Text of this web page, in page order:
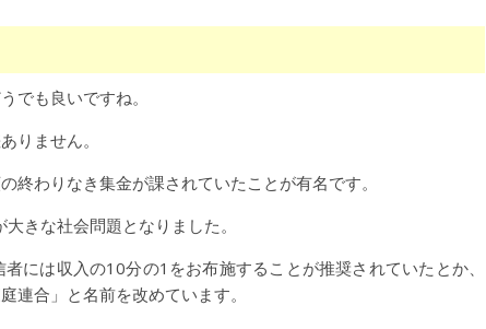
でも良いですね。
りません。
わりなき集金が課されていたことが有名です。
きな社会問題となりました。
には収入の10分の1をお布施することが推奨されていたとか、
連合」と名前を改めています。